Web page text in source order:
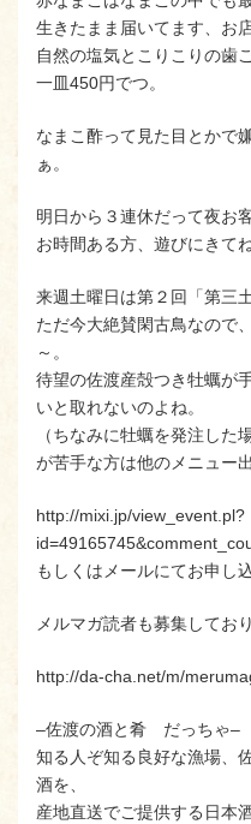
生きたまま届いてます、お
自然の塩気とこりこりの歯
一皿450円でつ。
なまこ酢って見た目とかで
ぁ。
明日から３連休だって夜お
お時間ある方、遊びにきてね
来週土曜日は第２回「第三
ただ今大絶賛閑古鳥なので
～。
待望の佐渡産殻つき牡蠣が
いと取れないのよね。
（ちなみに牡蠣を発注した
が苦手な方は他のメニュー
http://mixi.jp/view_event.pl?
もしくはメールにてお申し
メルマガ読者も募集してお
http://da-cha.net/m/
–佐渡の酒と肴 だっちゃ–
知る人ぞ知る良好な漁場、
酒を、
産地直送でご提供する日本